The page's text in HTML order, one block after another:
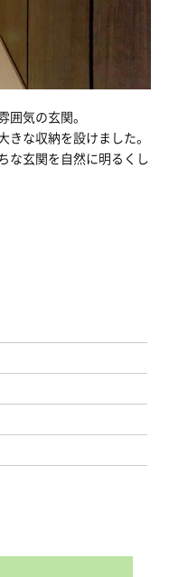
囲気の玄関。
きな収納を設けました。
な玄関を自然に明るくし